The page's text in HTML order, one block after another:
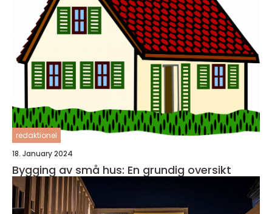
redaktionel
18. January 2024
Bygging av små hus: En grundig oversikt